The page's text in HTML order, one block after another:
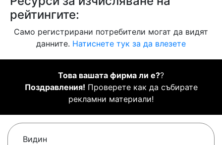
рейтингите:
Само регистрирани потребители могат да видят
данните. Натиснете тук за да влезете
Това вашата фирма ли е??
Поздравления! Проверете как да събирате
рекламни материали!
Видин